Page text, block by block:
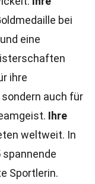
bei
eine
ihre
auch für
Ihre
weltweit. In
Sportlerin.